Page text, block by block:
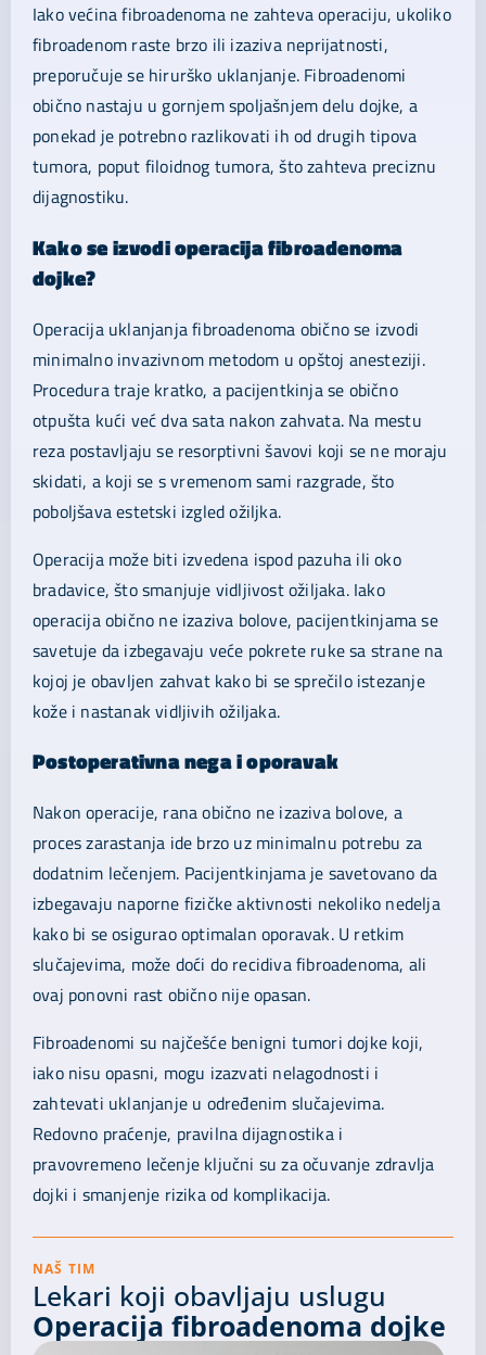
Iako većina fibroadenoma ne zahteva operaciju, ukoliko
fibroadenom raste brzo ili izaziva neprijatnosti,
preporučuje se hirurško uklanjanje. Fibroadenomi
obično nastaju u gornjem spoljašnjem delu dojke, a
ponekad je potrebno razlikovati ih od drugih tipova
tumora, poput filoidnog tumora, što zahteva preciznu
dijagnostiku.
Kako se izvodi operacija fibroadenoma
dojke?
Operacija uklanjanja fibroadenoma obično se izvodi
minimalno invazivnom metodom u opštoj anesteziji.
Procedura traje kratko, a pacijentkinja se obično
otpušta kući već dva sata nakon zahvata. Na mestu
reza postavljaju se resorptivni šavovi koji se ne moraju
skidati, a koji se s vremenom sami razgrade, što
poboljšava estetski izgled ožiljka.
Operacija može biti izvedena ispod pazuha ili oko
bradavice, što smanjuje vidljivost ožiljaka. Iako
operacija obično ne izaziva bolove, pacijentkinjama se
savetuje da izbegavaju veće pokrete ruke sa strane na
kojoj je obavljen zahvat kako bi se sprečilo istezanje
kože i nastanak vidljivih ožiljaka.
Postoperativna nega i oporavak
Nakon operacije, rana obično ne izaziva bolove, a
proces zarastanja ide brzo uz minimalnu potrebu za
dodatnim lečenjem. Pacijentkinjama je savetovano da
izbegavaju naporne fizičke aktivnosti nekoliko nedelja
kako bi se osigurao optimalan oporavak. U retkim
slučajevima, može doći do recidiva fibroadenoma, ali
ovaj ponovni rast obično nije opasan.
Fibroadenomi su najčešće benigni tumori dojke koji,
iako nisu opasni, mogu izazvati nelagodnosti i
zahtevati uklanjanje u određenim slučajevima.
Redovno praćenje, pravilna dijagnostika i
pravovremeno lečenje ključni su za očuvanje zdravlja
dojki i smanjenje rizika od komplikacija.
NAŠ TIM
Lekari koji obavljaju uslugu
Operacija fibroadenoma dojke